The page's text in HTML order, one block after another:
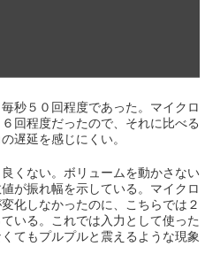
秒５０回程度であった。マイクロ
回程度だったので、それに比べる
遅延を感じにくい。
くない。ボリュームを動かさない
が振れ幅を示している。マイクロ
化しなかったのに、こちらでは２
いる。これでは入力として使った
てもプルプルと震えるような現象